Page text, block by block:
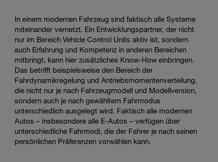
In einem modernen Fahrzeug sind faktisch alle Systeme
miteinander vernetzt. Ein Entwicklungspartner, der nicht
nur im Bereich Vehicle Control Units aktiv ist, sondern
auch Erfahrung und Kompetenz in anderen Bereichen
mitbringt, kann hier zusätzliches Know-How einbringen.
Das betrifft beispielsweise den Bereich der
Fahrdynamikregelung und Antriebsmomentenverteilung,
die nicht nur je nach Fahrzeugmodell und Modellversion,
sondern auch je nach gewähltem Fahrmodus
unterschiedlich ausgelegt wird. Faktisch alle modernen
Autos – insbesondere alle E-Autos – verfügen über
unterschiedliche Fahrmodi, die der Fahrer je nach seinen
persönlichen Präferenzen vorwählen kann.